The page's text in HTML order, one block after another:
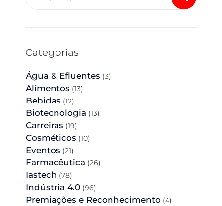
Categorias
Água & Efluentes (3)
Alimentos (13)
Bebidas (12)
Biotecnologia (13)
Carreiras (19)
Cosméticos (10)
Eventos (21)
Farmacêutica (26)
Iastech (78)
Indústria 4.0 (96)
Premiações e Reconhecimento (4)